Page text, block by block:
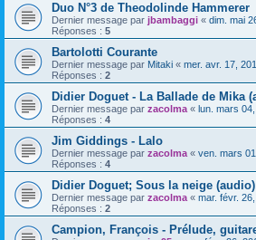
Duo N°3 de Theodolinde Hammerer
Dernier message par jbambaggi « dim. mai
Réponses : 5
Bartolotti Courante
Dernier message par Mitaki « mer. avr. 17,
Réponses : 2
Didier Doguet - La Ballade de Mika
Dernier message par zacolma « lun. mars
Réponses : 4
Jim Giddings - Lalo
Dernier message par zacolma « ven. mars
Réponses : 4
Didier Doguet; Sous la neige (audio)
Dernier message par zacolma « mar. févr.
Réponses : 2
Campion, François - Prélude,